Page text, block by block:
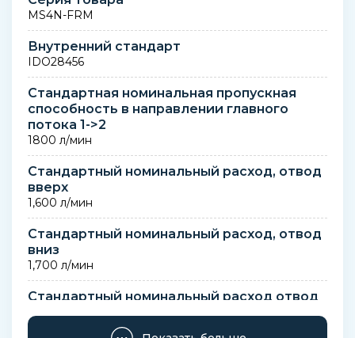
MS4N-FRM
Внутренний стандарт
IDO28456
Стандартная номинальная пропускная
способность в направлении главного
потока 1->2
1800 л/мин
Стандартный номинальный расход, отвод
вверх
1,600 л/мин
Стандартный номинальный расход, отвод
вниз
1,700 л/мин
Стандартный номинальный расход отвод
вверх
1600 л/мин